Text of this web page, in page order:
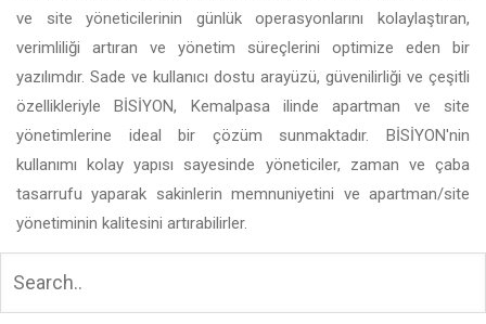
ve site yöneticilerinin günlük operasyonlarını kolaylaştıran,
verimliliği artıran ve yönetim süreçlerini optimize eden bir
yazılımdır. Sade ve kullanıcı dostu arayüzü, güvenilirliği ve çeşitli
özellikleriyle BİSİYON, Kemalpasa ilinde apartman ve site
yönetimlerine ideal bir çözüm sunmaktadır. BİSİYON'nin
kullanımı kolay yapısı sayesinde yöneticiler, zaman ve çaba
tasarrufu yaparak sakinlerin memnuniyetini ve apartman/site
yönetiminin kalitesini artırabilirler.